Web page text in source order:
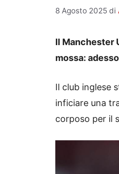
8 Agosto 2025 di
Il Manchester
mossa:
Il club inglese
inficiare una
corposo per il